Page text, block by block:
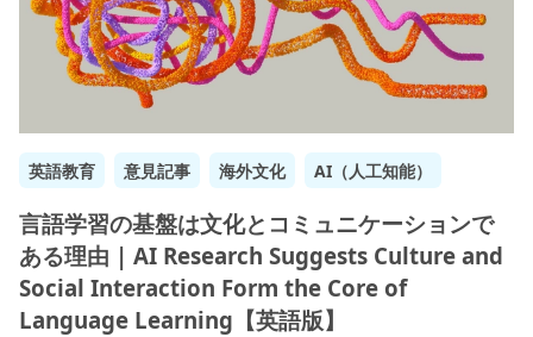
英語教育 意見記事 海外文化 AI（人工知能）
言語学習の基盤は文化とコミュニケーションで
ある理由 | AI Research Suggests Culture and
Social Interaction Form the Core of
Language Learning【英語版】